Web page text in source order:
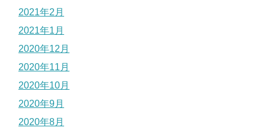
2021年2月
2021年1月
2020年12月
2020年11月
2020年10月
2020年9月
2020年8月